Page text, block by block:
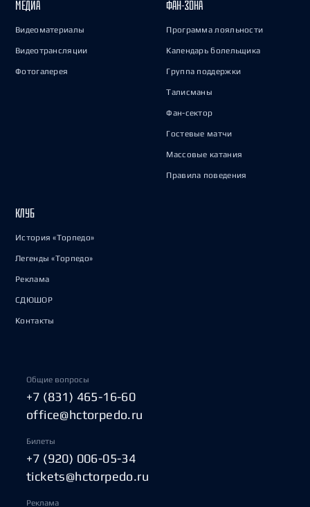
МЕДИА
Видеоматериалы
Видеотрансляции
Фотогалерея
ФАН-ЗОНА
Программа лояльности
Календарь болельщика
Группа поддержки
Талисманы
Фан-сектор
Гостевые матчи
Массовые катания
Правила поведения
КЛУБ
История «Торпедо»
Легенды «Торпедо»
Реклама
СДЮШОР
Контакты
Общие вопросы
+7 (831) 465-16-60
office@hctorpedo.ru
Билеты
+7 (920) 006-05-34
tickets@hctorpedo.ru
Реклама